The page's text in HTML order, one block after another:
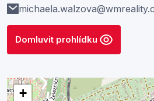
Domluvit prohlídku
+